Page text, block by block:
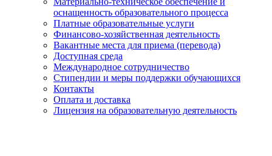
оснащенность образовательного процесса
Платные образовательные услуги
Финансово-хозяйственная деятельность
Вакантные места для приема (перевода)
Доступная среда
Международное сотрудничество
Стипендии и меры поддержки обучающихся
Контакты
Оплата и доставка
Лицензия на образовательную деятельность